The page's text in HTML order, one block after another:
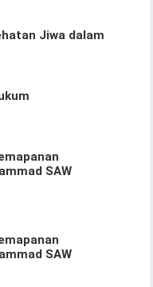
Jiwa dalam
SAW
SAW